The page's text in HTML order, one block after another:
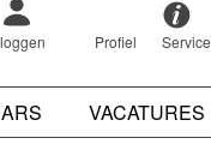
Profiel Service
VACATURES